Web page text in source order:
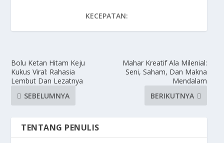
KECEPATAN:
Bolu Ketan Hitam Keju
Kukus Viral: Rahasia
Lembut Dan Lezatnya
SEBELUMNYA
Mahar Kreatif Ala Milenial:
Seni, Saham, Dan Makna
Mendalam
BERIKUTNYA
TENTANG PENULIS